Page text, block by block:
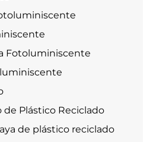
Fotoluminiscente
de Plástico Reciclado
de plástico reciclado